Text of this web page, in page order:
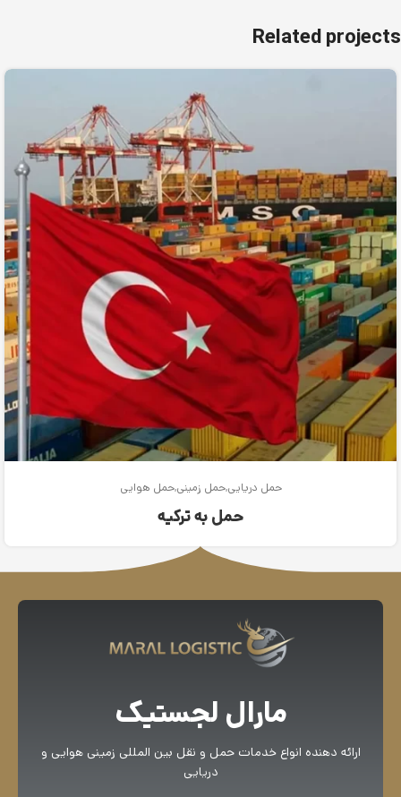
Related projects
حمل دریاییحمل زمینیحمل هوایی
حمل به ترکیه
مارال لجستیک
ارائه دهنده انواع خدمات حمل و نقل بین المللی زمینی هوایی و
دریایی